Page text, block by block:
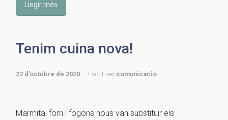
Llegir més
Tenim cuina nova!
22 d'octubre de 2020 Escrit per comunicacio
Marmita, forn i fogons nous van substituir els